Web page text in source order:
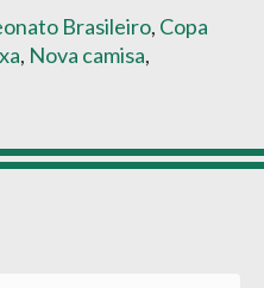
Brasileiro, Copa
, Nova camisa,